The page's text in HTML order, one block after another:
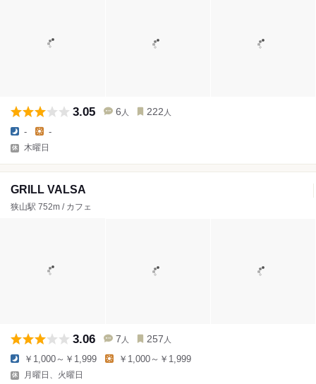
3.05 6 人 222 人
- -
木曜日
GRILL VALSA
狭山駅 752m / カフェ
3.06 7 人 257 人
￥1,000～￥1,999 ￥1,000～￥1,999
月曜日、火曜日